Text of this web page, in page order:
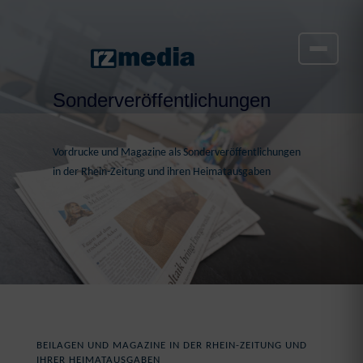
Sonderveröffentlichungen
Vordrucke und Magazine als Sonderveröffentlichungen
in der Rhein-Zeitung und ihren Heimatausgaben
BEILAGEN UND MAGAZINE IN DER RHEIN-ZEITUNG UND
IHRER HEIMATAUSGABEN